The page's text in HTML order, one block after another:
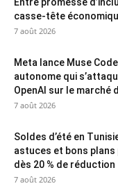
Entre promesse
casse-tête
7 août 2026
Meta lance Muse Code
autonome qui
OpenAI sur le marché
7 août 2026
Soldes d’été en
astuces et bons plans
dès 20 % de réduction
7 août 2026